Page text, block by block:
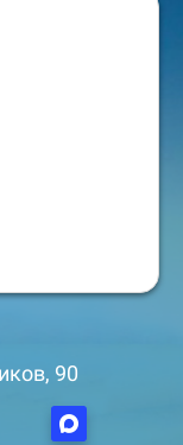
90